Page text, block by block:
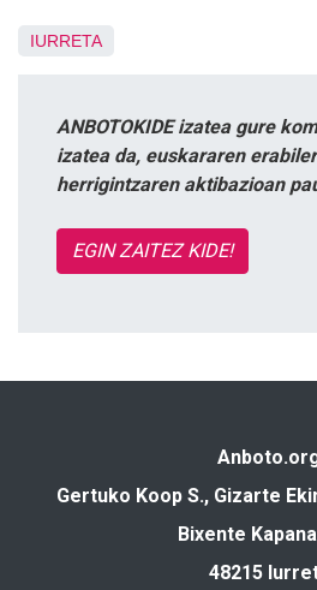
IURRETA
ANBOTOKIDE izatea gure
izatea da, euskararen
herrigintzaren aktibazioan
EGIN ZAITEZ KIDE!
Gertuko Koop S., Gizarte
Bixente
48215